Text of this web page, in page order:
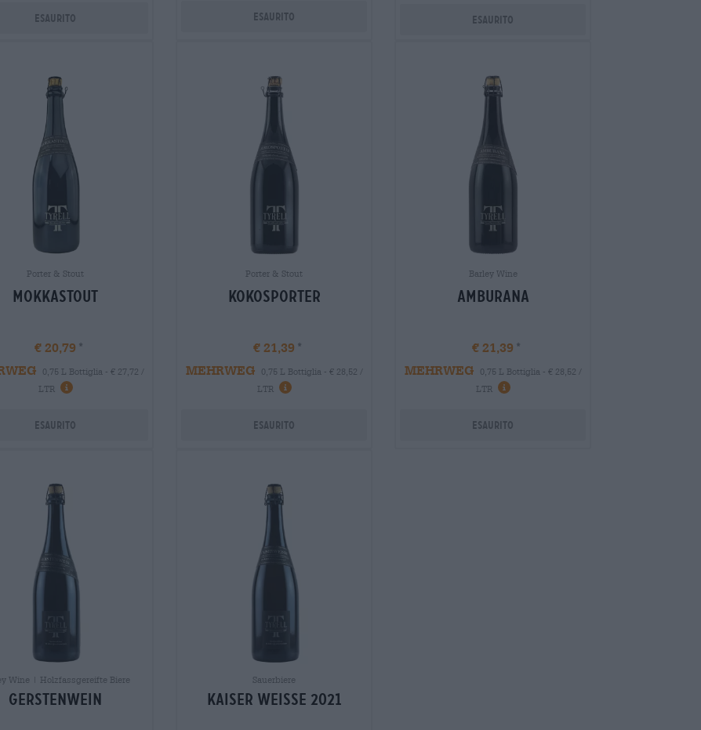
Esaurito Esaurito Esaurito
Porter & Stout
Mokkastout
€ 20,79
0,75 L Bottiglia - € 27,72 /
LTR
Informazioni
Esaurito
Porter & Stout
Kokosporter
€ 21,39
MEHRWEG
0,75 L Bottiglia - € 28,52 /
LTR
Informazioni
Esaurito
Barley Wine
Amburana
€ 21,39
MEHRWEG
0,75 L Bottiglia - € 28,52 /
LTR
Informazioni
Esaurito
Wine | Holzfassgereifte Biere
Gerstenwein
Sauerbiere
Kaiser Weisse 2021